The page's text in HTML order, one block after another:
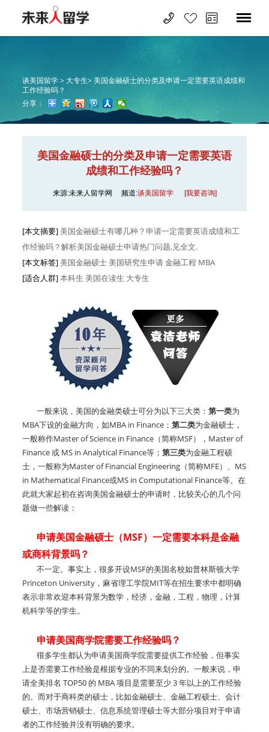
谈美国留学 >大专生>美国金融硕士的分类及申请一定需要英语成绩和
工作经验吗？
分享：
美国金融硕士的分类及申请一定需要英语
成绩和工作经验吗？
来源:未来人留学网 频道:谈美国留学 [我要咨询]
[本文摘要] 美国金融硕士有哪几种？申请一定需要英语成绩和工
作经验吗？解析美国金融硕士申请热门问题,见全文.
[本文标签] 美国金融硕士 美国研究生申请 金融工程 MBA
[适合人群]本科生 美国在读生 大专生
一般来说，美国的金融类硕士可分为以下三大类： 第一类为
MBA下设的金融方向，如MBA in Finance； 第二类为金融硕士，
一般称作Master of Science in Finance（简称MSF），Master of
Finance 或 MS in Analytical Finance等； 第三类为金融工程硕
士，一般称为Master of Financial Engineering（简称MFE）、MS
in Mathematical Finance或MS in Computational Finance等。在
此就大家起初在咨询美国金融硕士的申请时，比较关心的几个问
题做一些解读：
申请美国金融硕士（MSF）一定需要本科是金融
或商科背景吗？
不一定。事实上，很多开设MSF的美国名校如普林斯顿大学
Princeton University，麻省理工学院MIT等在招生要求中都明确
表示非常欢迎本科背景为数学，经济，金融，工程，物理，计算
机科学等的学生。
申请美国商学院需要工作经验吗？
很多学生都认为申请美国商学院需要提供工作经验，但事实
上是否需要工作经验是根据专业的不同来划分的。一般来说，申
请全美排名 TOP50 的 MBA 项目是需要至少 3 年以上的工作经验
的。而对于商科类的硕士，比如金融硕士、金融工程硕士、会计
硕士、市场营销硕士、信息系统管理硕士等大部分项目对于申请
者的工作经验并没有明确的要求。